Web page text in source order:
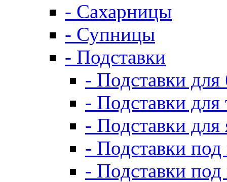
- Сахарницы
- Супницы
- Подставки
- Подставки
- Подставки для
- Подставки для
- Подставки
- Подставки под